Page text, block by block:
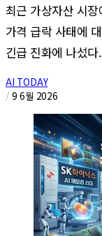
최근 가상자산 시
가격 급락 사태에
긴급 진화에 나섰다.
AI TODAY
/ 9 6월 2026